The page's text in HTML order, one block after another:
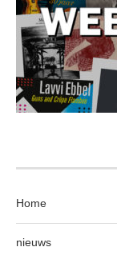
Home
nieuws